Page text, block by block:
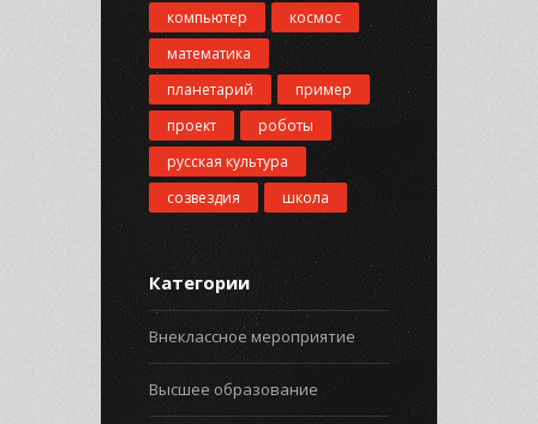
компьютер
космос
математика
планетарий
пример
проект
роботы
русская культура
созвездия
школа
Категории
Внеклассное мероприятие
Высшее образование